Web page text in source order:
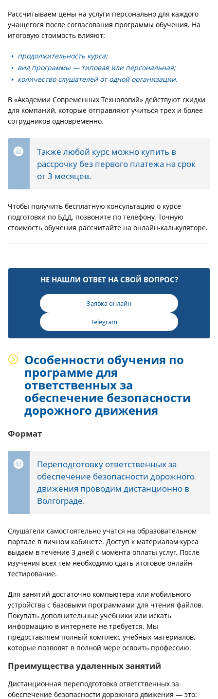
Рассчитываем цены на услуги персонально для каждого
учащегося после согласования программы обучения. На
итоговую стоимость влияют:
продолжительность курса;
вид программы — типовая или персональная;
количество слушателей от одной организации.
В «Академии Современных Технологий» действуют скидки
для компаний, которые отправляют учиться трех и более
сотрудников одновременно.
Также любой курс можно купить в
рассрочку без первого платежа на срок
от 3 месяцев.
Чтобы получить бесплатную консультацию о курсе
подготовки по БДД, позвоните по телефону. Точную
стоимость обучения рассчитайте на онлайн-калькуляторе.
НЕ НАШЛИ ОТВЕТ НА СВОЙ ВОПРОС?
Заявка онлайн
Telegram
Особенности обучения по
программе для
ответственных за
обеспечение безопасности
дорожного движения
Формат
Переподготовку ответственных за
обеспечение безопасности дорожного
движения проводим дистанционно в
Волгограде.
Слушатели самостоятельно учатся на образовательном
портале в личном кабинете. Доступ к материалам курса
выдаем в течение 3 дней с момента оплаты услуг. После
изучения всех тем необходимо сдать итоговое онлайн-
тестирование.
Для занятий достаточно компьютера или мобильного
устройства с базовыми программами для чтения файлов.
Покупать дополнительные учебники или искать
информацию в интернете не требуется. Мы
предоставляем полный комплекс учебных материалов,
которые позволят в полной мере освоить профессию.
Преимущества удаленных занятий
Дистанционная переподготовка ответственных за
обеспечение безопасности дорожного движения — это: